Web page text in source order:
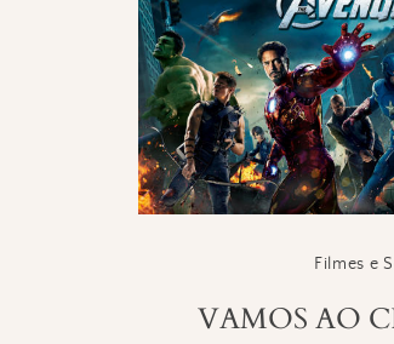
Filmes e
VAMOS AO